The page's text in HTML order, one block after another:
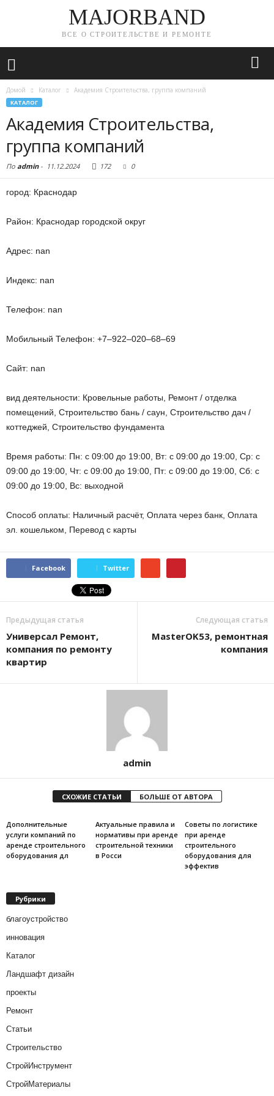
MAJORBAND
ВСЕ О СТРОИТЕЛЬСТВЕ И РЕМОНТЕ
Домой Каталог Академия Строительства, группа компаний
КАТАЛОГ
Академия Строительства,
группа компаний
По admin- 11.12.2024 172 0
город: Краснодар
Район: Краснодар городской округ
Адрес: nan
Индекс: nan
Телефон: nan
Мобильный Телефон: +7‒922‒020‒68‒69
Сайт: nan
вид деятельности: Кровельные работы, Ремонт / отделка
помещений, Строительство бань / саун, Строительство дач /
коттеджей, Строительство фундамента
Время работы: Пн: с 09:00 до 19:00, Вт: с 09:00 до 19:00, Ср: с
09:00 до 19:00, Чт: с 09:00 до 19:00, Пт: с 09:00 до 19:00, Сб: с
09:00 до 19:00, Вс: выходной
Способ оплаты: Наличный расчёт, Оплата через банк, Оплата
эл. кошельком, Перевод с карты
Facebook Twitter
Предыдущая статья
Универсал Ремонт,
компания по ремонту
квартир
Следующая статья
MasterOK53, ремонтная
компания
admin
СХОЖИЕ СТАТЬИ БОЛЬШЕ ОТ АВТОРА
Дополнительные
услуги компаний по
аренде строительного
оборудования дл
Актуальные правила и
нормативы при аренде
строительной техники
в Росси
Советы по логистике
при аренде
строительного
оборудования для
эффектив
Рубрики
благоустройство
инновация
Каталог
Ландшафт дизайн
проекты
Ремонт
Статьи
Строительство
СтройИнструмент
СтройМатериалы